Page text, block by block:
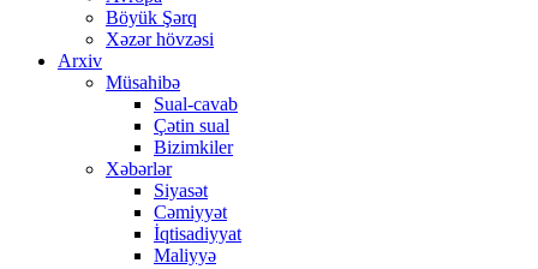
Böyük Şərq
Xəzər hövzəsi
Arxiv
Müsahibə
Sual-cavab
Çətin sual
Bizimkiler
Xəbərlər
Siyasət
Cəmiyyət
İqtisadiyyat
Maliyyə